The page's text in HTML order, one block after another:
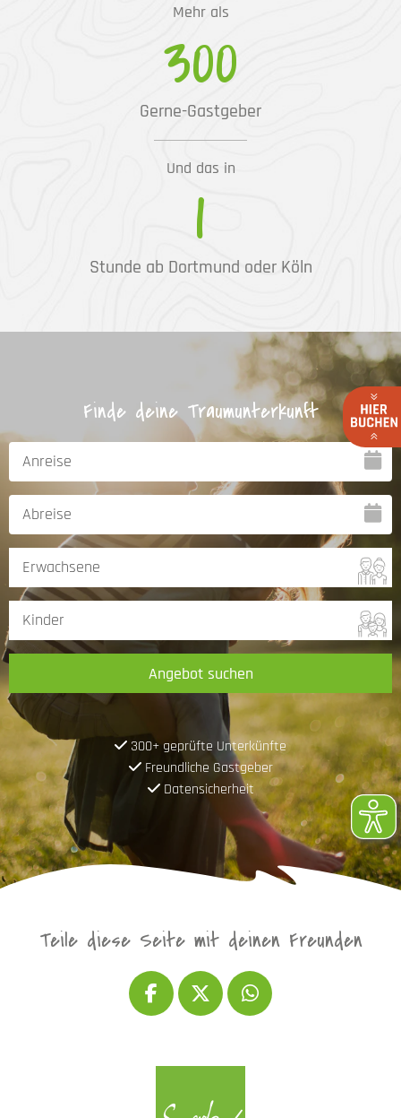
Mehr als
300
Gerne-Gastgeber
Und das in
1
Stunde ab Dortmund oder Köln
Finde deine Traumunterkunft
Angebot suchen
300+ geprüfte Unterkünfte
Freundliche Gastgeber
Datensicherheit
Teile diese Seite mit deinen Freunden